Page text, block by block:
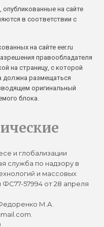
на сайте
в соответствии с
на сайте eer.ru
правообладателя
на страницу, с которой
должна размещаться
оригинальный
блока.
и глобализации
служба по надзору в
и массовых
57994 от 28 апреля
М.А.